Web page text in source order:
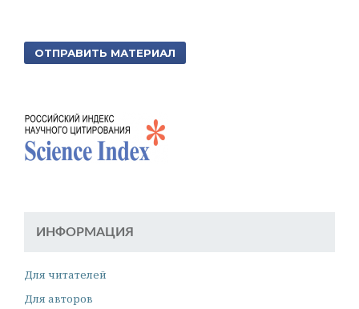
ОТПРАВИТЬ МАТЕРИАЛ
ИНФОРМАЦИЯ
Для читателей
Для авторов